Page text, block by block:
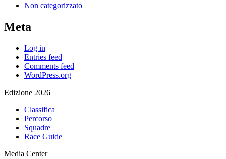
Non categorizzato
Meta
Log in
Entries feed
Comments feed
WordPress.org
Edizione 2026
Classifica
Percorso
Squadre
Race Guide
Media Center